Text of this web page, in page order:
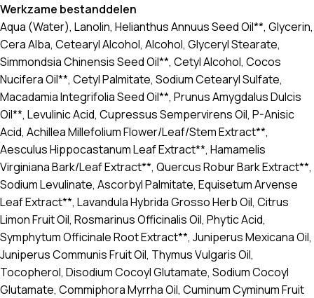
Werkzame bestanddelen
Aqua (Water), Lanolin, Helianthus Annuus Seed Oil**, Glycerin,
Cera Alba, Cetearyl Alcohol, Alcohol, Glyceryl Stearate,
Simmondsia Chinensis Seed Oil**, Cetyl Alcohol, Cocos
Nucifera Oil**, Cetyl Palmitate, Sodium Cetearyl Sulfate,
Macadamia Integrifolia Seed Oil**, Prunus Amygdalus Dulcis
Oil**, Levulinic Acid, Cupressus Sempervirens Oil, P-Anisic
Acid, Achillea Millefolium Flower/Leaf/Stem Extract**,
Aesculus Hippocastanum Leaf Extract**, Hamamelis
Virginiana Bark/Leaf Extract**, Quercus Robur Bark Extract**,
Sodium Levulinate, Ascorbyl Palmitate, Equisetum Arvense
Leaf Extract**, Lavandula Hybrida Grosso Herb Oil, Citrus
Limon Fruit Oil, Rosmarinus Officinalis Oil, Phytic Acid,
Symphytum Officinale Root Extract**, Juniperus Mexicana Oil,
Juniperus Communis Fruit Oil, Thymus Vulgaris Oil,
Tocopherol, Disodium Cocoyl Glutamate, Sodium Cocoyl
Glutamate, Commiphora Myrrha Oil, Cuminum Cyminum Fruit